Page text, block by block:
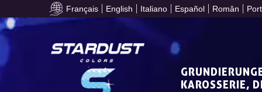
Français English Italiano Español Român
KAROSSERIE,